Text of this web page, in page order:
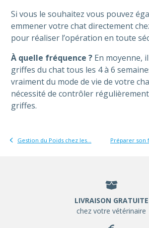
Si vous le souhaitez vous pouvez
emmener votre chat directement
pour réaliser l’opération en toute
À quelle fréquence ? En moyenne,
griffes du chat tous les 4 à 6
vraiment du mode de vie de votre
nécessité de contrôler régulièrement
griffes.
Gestion du Poids chez les... Préparer son
LIVRAISON GRATUITE
chez votre vétérinaire